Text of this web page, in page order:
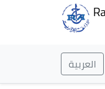
العربية